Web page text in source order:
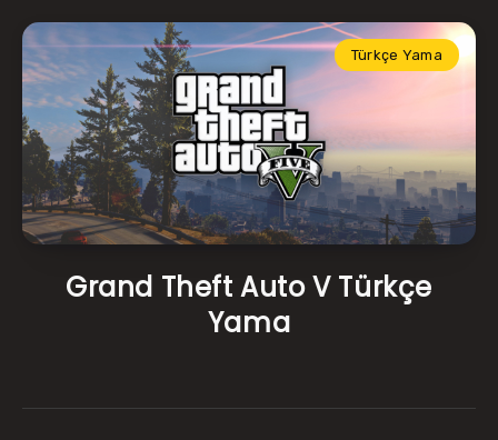
Türkçe Yama
Grand Theft Auto V Türkçe
Yama